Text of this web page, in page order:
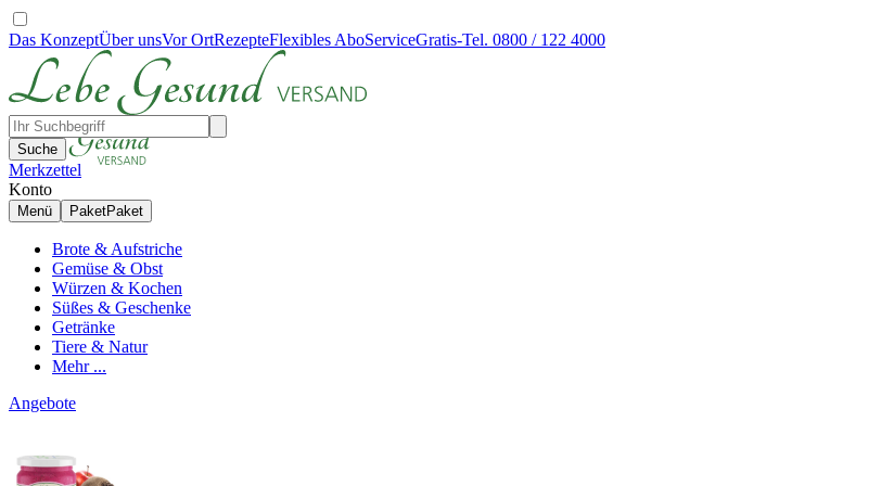
Das KonzeptÜber unsVor OrtRezepteFlexibles AboServiceGratis-Tel. 0800 / 122 4000
Suche
Merkzettel
Konto
Menü PaketPaket
Brote & Aufstriche
Gemüse & Obst
Würzen & Kochen
Süßes & Geschenke
Getränke
Tiere & Natur
Mehr ...
Angebote